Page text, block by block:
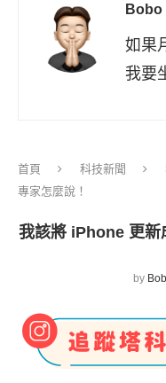
Bobo
如果
我要
首頁 科技新聞
專家怎麼說！
我該將 iPhone 更新
by